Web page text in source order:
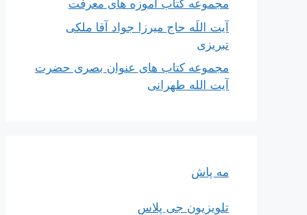
مجموعه کتاب آموزه های معرفت
آیت اللَه حاج میرزا جواد آقا ملکی
تبریزی
مجموعه کتاب های عنوان بصری حضرت
آیت الله طهرانی
مه پاش
تلویزیون جی پلاس